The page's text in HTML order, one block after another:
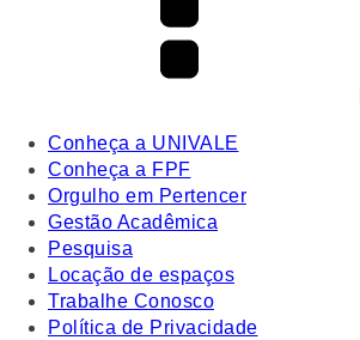
Conheça a UNIVALE
Conheça a FPF
Orgulho em Pertencer
Gestão Acadêmica
Pesquisa
Locação de espaços
Trabalhe Conosco
Política de Privacidade